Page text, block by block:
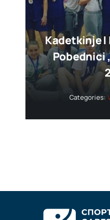
Kadetkinje I
Pobednici
Categories: